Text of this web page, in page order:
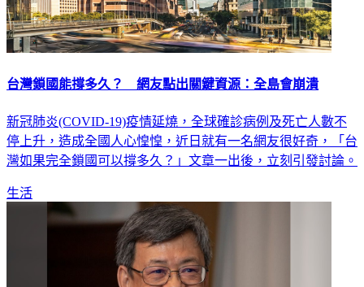
台灣鎖國能撐多久？ 網友點出關鍵資源：全島會崩潰
新冠肺炎(COVID-19)疫情延燒，全球確診病例及死亡人數不
停上升，造成全國人心惶惶，近日就有一名網友很好奇，「台
灣如果完全鎖國可以撐多久？」文章一出後，立刻引發討論。
生活